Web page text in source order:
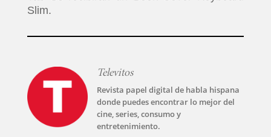
Slim.
Televitos
Revista papel digital de habla hispana
donde puedes encontrar lo mejor del
cine, series, consumo y
entretenimiento.